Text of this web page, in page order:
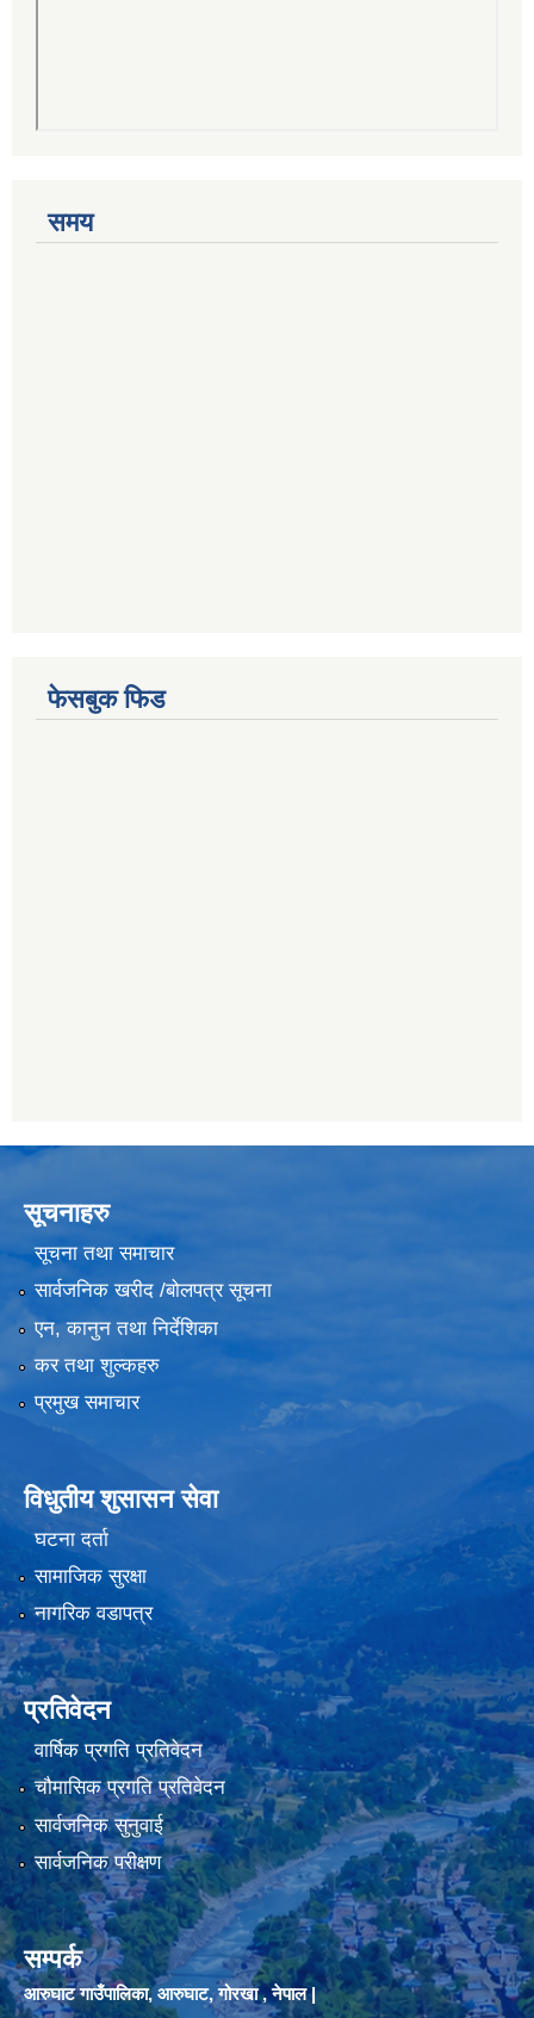
समय
फेसबुक फिड
सूचनाहरु
सूचना तथा समाचार
सार्वजनिक खरीद /बोलपत्र सूचना
एन, कानुन तथा निर्देशिका
कर तथा शुल्कहरु
प्रमुख समाचार
विधुतीय शुसासन सेवा
घटना दर्ता
सामाजिक सुरक्षा
नागरिक वडापत्र
प्रतिवेदन
वार्षिक प्रगति प्रतिवेदन
चौमासिक प्रगति प्रतिवेदन
सार्वजनिक सुनुवाई
सार्वजनिक परीक्षण
सम्पर्क
आरुघाट गाउँपालिका, आरुघाट, गोरखा , नेपाल |